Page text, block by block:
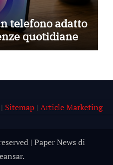
telefono adatto
quotidiane
Sitemap| Article Marketing
| Paper News di
.